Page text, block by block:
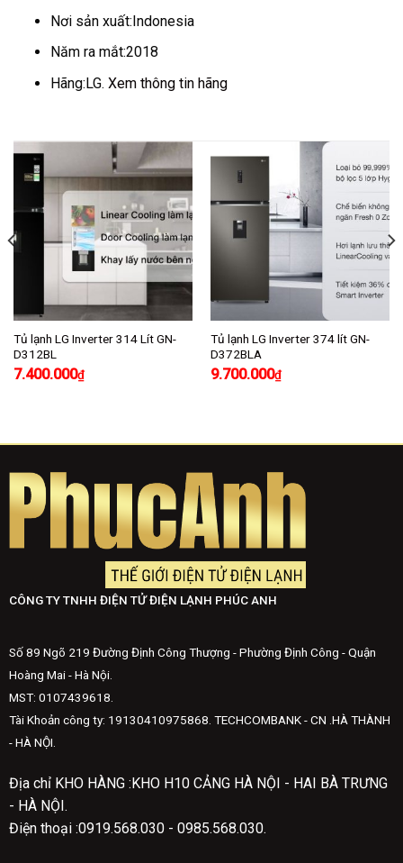
Nơi sản xuất:Indonesia
Năm ra mắt:2018
Hãng:LG. Xem thông tin hãng
Tủ lạnh LG Inverter 314 Lít GN-
D312BL
7.400.000₫
Tủ lạnh LG Inverter 374 lít GN-
D372BLA
9.700.000₫
CÔNG TY TNHH ĐIỆN TỬ ĐIỆN LẠNH PHÚC ANH
Số 89 Ngõ 219 Đường Định Công Thượng - Phường Định Công - Quận
Hoàng Mai - Hà Nội.
MST: 0107439618.
Tài Khoản công ty: 19130410975868. TECHCOMBANK - CN .HÀ THÀNH
- HÀ NỘI.
Địa chỉ KHO HÀNG :KHO H10 CẢNG HÀ NỘI - HAI BÀ TRƯNG
- HÀ NỘI.
Điện thoại :0919.568.030 - 0985.568.030.